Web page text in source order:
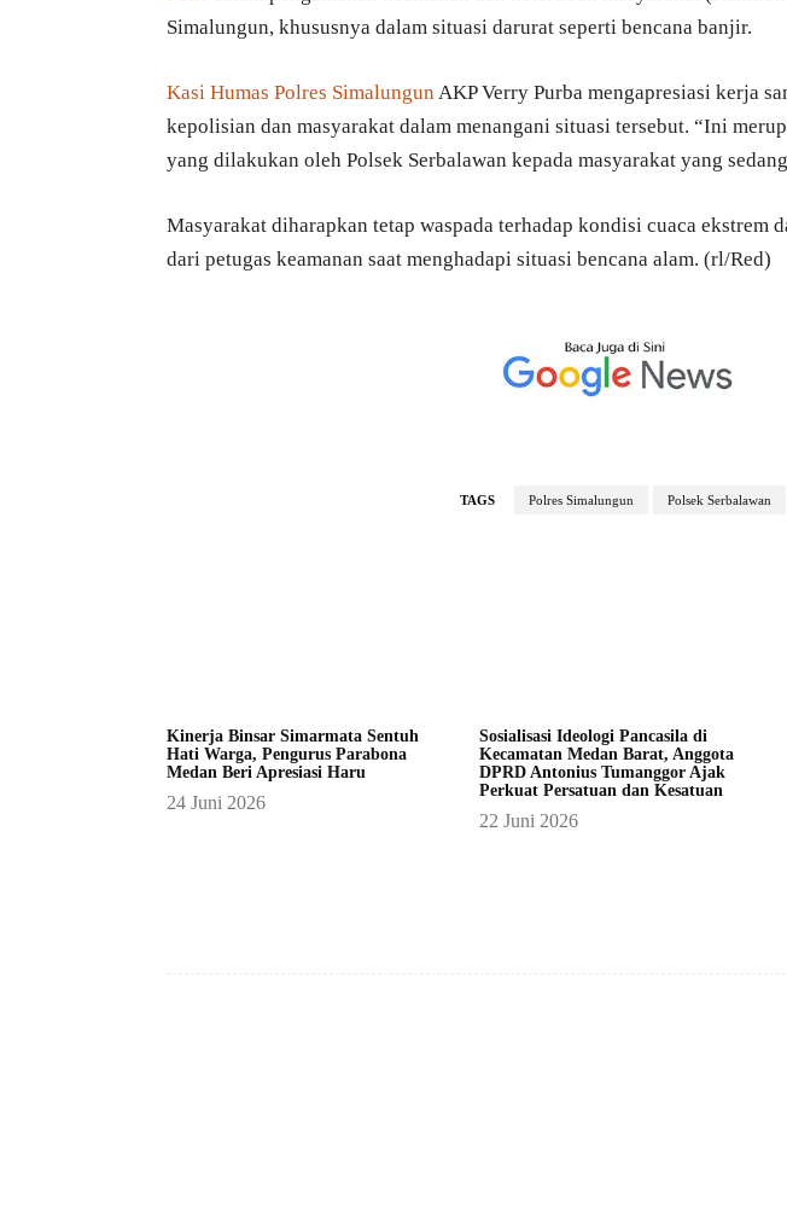
Simalungun, khususnya dalam situasi darurat seperti bencana banjir.
Kasi Humas Polres Simalungun AKP Verry Purba mengapresiasi kerja
kepolisian dan masyarakat dalam menangani situasi tersebut. “Ini
yang dilakukan oleh Polsek Serbalawan kepada masyarakat yang
Masyarakat diharapkan tetap waspada terhadap kondisi cuaca ekstrem
dari petugas keamanan saat menghadapi situasi bencana alam. (rl/Red)
TAGS Polres Simalungun Polsek Serbalawan
Kinerja Binsar Simarmata Sentuh
Hati Warga, Pengurus Parabona
Medan Beri Apresiasi Haru
24 Juni 2026
Sosialisasi Ideologi Pancasila di
Kecamatan Medan Barat, Anggota
DPRD Antonius Tumanggor Ajak
Perkuat Persatuan dan Kesatuan
22 Juni 2026